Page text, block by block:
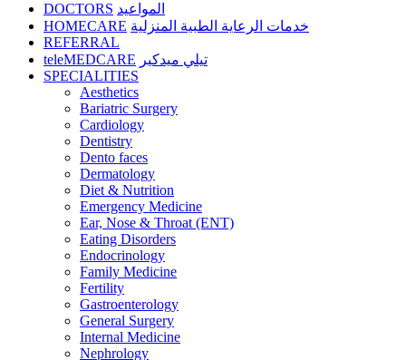
DOCTORS المواعيد
HOMECARE خدمات الرعاية الطبية المنزلية
REFERRAL
teleMEDCARE تيلي ميدكير
SPECIALITIES
Aesthetics
Bariatric Surgery
Cardiology
Dentistry
Dento faces
Dermatology
Diet & Nutrition
Emergency Medicine
Ear, Nose & Throat (ENT)
Eating Disorders
Endocrinology
Family Medicine
Fertility
Gastroenterology
General Surgery
Internal Medicine
Nephrology